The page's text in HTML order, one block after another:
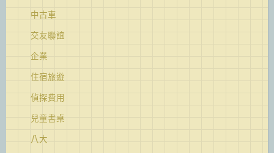
中古車
交友聯誼
企業
住宿旅遊
偵探費用
兒童書桌
八大